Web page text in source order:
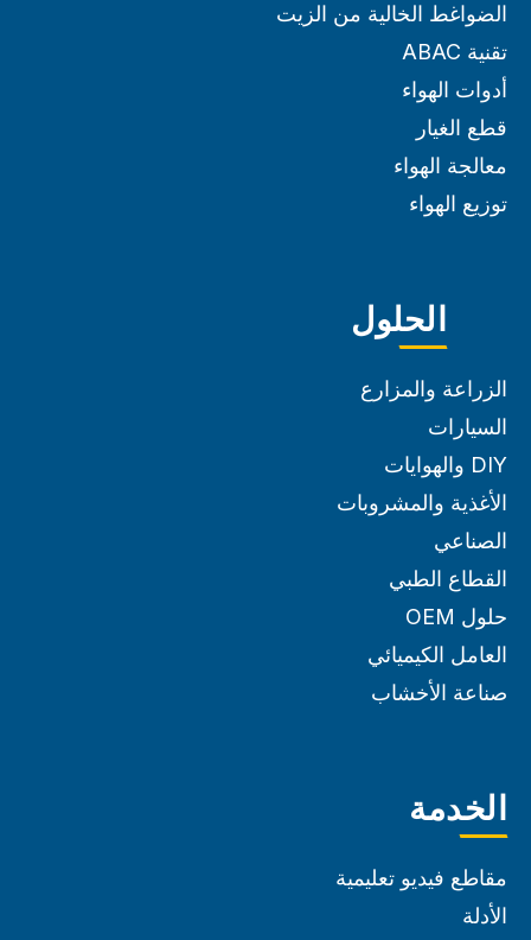
الضواغط الخالية من الزيت
تقنية ABAC
أدوات الهواء
قطع الغيار
معالجة الهواء
توزيع الهواء
الحلول
الزراعة والمزارع
السيارات
DIY والهوايات
الأغذية والمشروبات
الصناعي
القطاع الطبي
حلول OEM
العامل الكيميائي
صناعة الأخشاب
الخدمة
مقاطع فيديو تعليمية
الأدلة